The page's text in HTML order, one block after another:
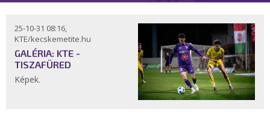
25-10-31 08:16,
KTE/kecskemetite.hu
GALÉRIA: KTE -
TISZAFÜRED
Képek.